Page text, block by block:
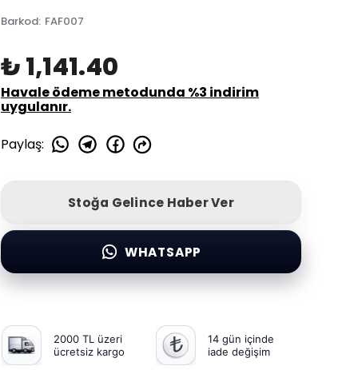
Barkod: FAF007
₺ 1,141.40
Havale ödeme metodunda %3 indirim
uygulanır.
Paylaş:
Stoğa Gelince Haber Ver
WHATSAPP
2000 TL üzeri
ücretsiz kargo
14 gün içinde
iade değişim